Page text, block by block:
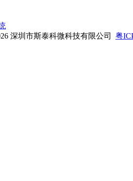
深圳市斯泰科微科技有限公司 粤